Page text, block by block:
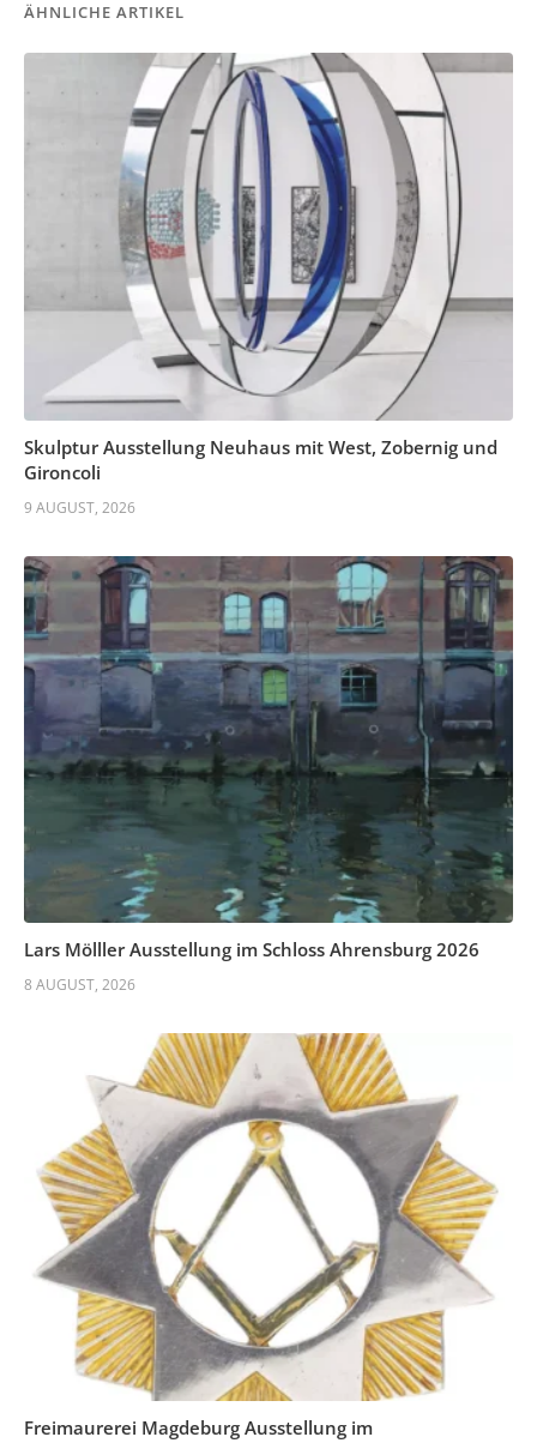
ÄHNLICHE ARTIKEL
Skulptur Ausstellung Neuhaus mit West, Zobernig und
Gironcoli
9 AUGUST, 2026
Lars Mölller Ausstellung im Schloss Ahrensburg 2026
8 AUGUST, 2026
Freimaurerei Magdeburg Ausstellung im